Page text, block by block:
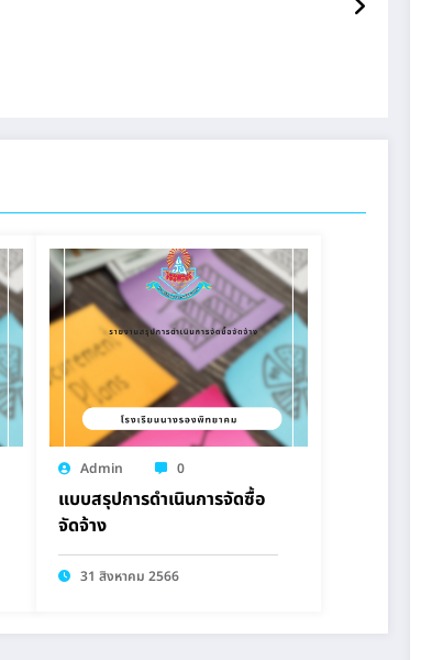
Admin 0
แบบสรุปการดำเนินการจัดซื้อ
จัดจ้าง
31 สิงหาคม 2566